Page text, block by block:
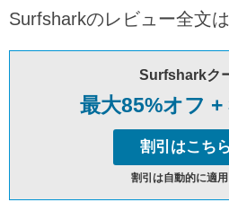
Surfsharkのレビュー全文は
Surfsharkク
最大85%オフ +
割引はこち
割引は自動的に適